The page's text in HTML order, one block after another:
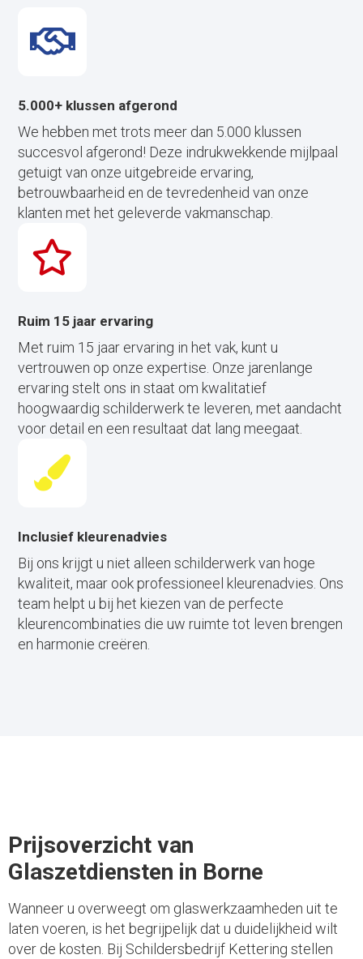
5.000+ klussen afgerond
We hebben met trots meer dan 5.000 klussen
succesvol afgerond! Deze indrukwekkende mijlpaal
getuigt van onze uitgebreide ervaring,
betrouwbaarheid en de tevredenheid van onze
klanten met het geleverde vakmanschap.
Ruim 15 jaar ervaring
Met ruim 15 jaar ervaring in het vak, kunt u
vertrouwen op onze expertise. Onze jarenlange
ervaring stelt ons in staat om kwalitatief
hoogwaardig schilderwerk te leveren, met aandacht
voor detail en een resultaat dat lang meegaat.
Inclusief kleurenadvies
Bij ons krijgt u niet alleen schilderwerk van hoge
kwaliteit, maar ook professioneel kleurenadvies. Ons
team helpt u bij het kiezen van de perfecte
kleurencombinaties die uw ruimte tot leven brengen
en harmonie creëren.
Prijsoverzicht van
Glaszetdiensten in Borne
Wanneer u overweegt om glaswerkzaamheden uit te
laten voeren, is het begrijpelijk dat u duidelijkheid wilt
over de kosten. Bij Schildersbedrijf Kettering stellen